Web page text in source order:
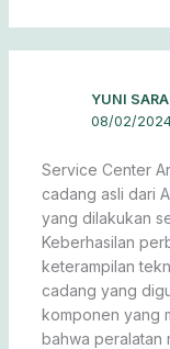
YUNI
08/02/2024
Service Center
cadang asli dari
yang dilakukan
Keberhasilan
keterampilan
cadang yang
komponen yang
bahwa peralatan